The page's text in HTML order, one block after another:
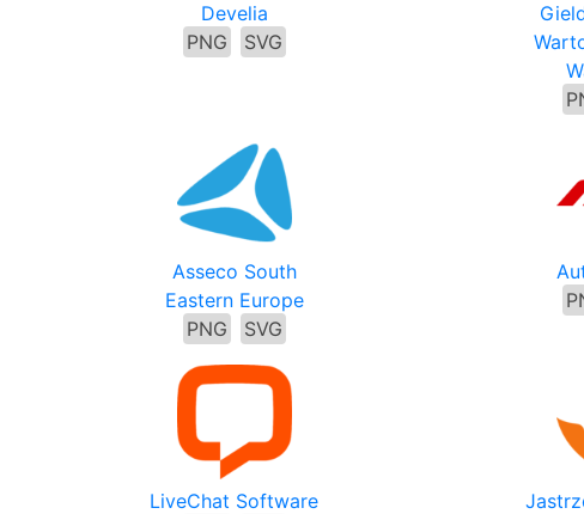
Develia
PNG
SVG
Asseco South
Eastern Europe
PNG
SVG
LiveChat Software